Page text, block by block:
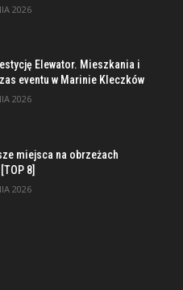
2026
Elewator. Mieszkania i
eventu w Marinie Kleczków
2026
miejsca na obrzeżach
8]
2026